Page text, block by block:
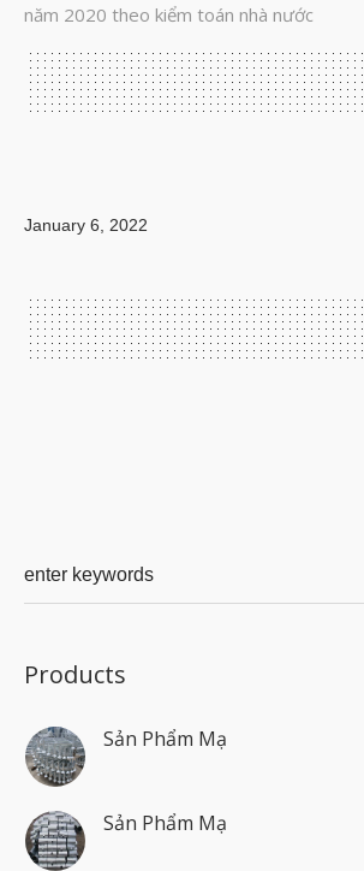
năm 2020 theo kiểm toán nhà nước
January 6, 2022
Products
Sản Phẩm Mạ
Sản Phẩm Mạ